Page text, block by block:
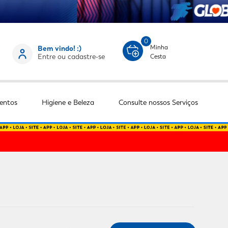
Bem vindo! :)
Entre ou cadastre-se
0
Minha
Cesta
Higiene e Beleza Consulte nossos Serviços